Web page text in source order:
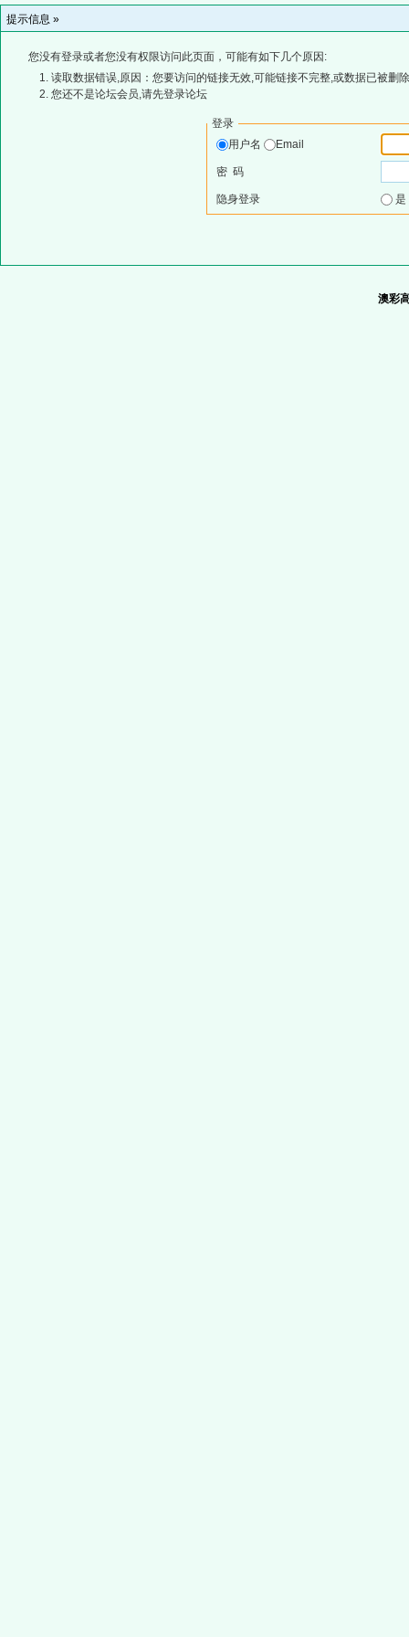
提示信息 »
您没有登录或者您没有权限访问此页面，可能有如下几个原因:
读取数据错误,原因：您要访问的链接无效,可能链接不完整,或数据已被删
您还不是论坛会员,请先登录论坛
登录
用户名
Email
密 码
隐身登录
澳彩